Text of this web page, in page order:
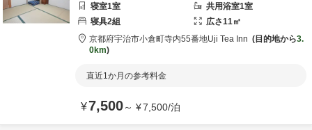
寝室1室 共用浴室1室
寝具2組 広さ11㎡
京都府宇治市小倉町寺内55番地Uji Tea Inn 目的地から3.
0km
直近1か月の参考料金
¥7,500～ ¥7,500/泊